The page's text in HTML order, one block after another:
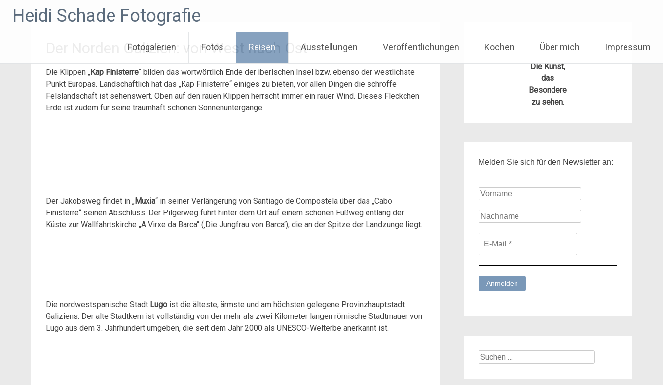
InhaltHeidi Schade Fotografie
Fotogalerien Fotos Reisen Ausstellungen Veröffentlichungen Kochen Über mich Impressum
Der Norden Galizien: von West nach Ost
Die Klippen „Kap Finisterre“ bilden das wortwörtlich Ende der iberischen Insel bzw. ebenso der westlichste
Punkt Europas. Landschaftlich hat das „Kap Finisterre“ einiges zu bieten, vor allen Dingen die schroffe
Felslandschaft ist sehenswert. Oben auf den rauen Klippen herrscht immer ein rauer Wind. Dieses Fleckchen
Erde ist zudem für seine traumhaft schönen Sonnenuntergänge.
Der Jakobsweg findet in „Muxia“ in seiner Verlängerung von Santiago de Compostela über das „Cabo
Finisterre“ seinen Abschluss. Der Pilgerweg führt hinter dem Ort auf einem schönen Fußweg entlang der
Küste zur Wallfahrtskirche „A Virxe da Barca“ (‚Die Jungfrau von Barca‘), die an der Spitze der Landzunge liegt.
Die nordwestspanische Stadt Lugo ist die älteste, ärmste und am höchsten gelegene Provinzhauptstadt
Galiziens. Der alte Stadtkern ist vollständig von der mehr als zwei Kilometer langen römische Stadtmauer von
Lugo aus dem 3. Jahrhundert umgeben, die seit dem Jahr 2000 als UNESCO-Welterbe anerkannt ist.
Die Kunst,
das
Besondere
zu sehen.
Melden Sie sich für den Newsletter an:
Suchen